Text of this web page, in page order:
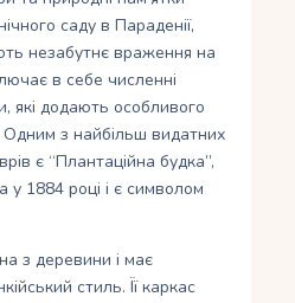
саду в Параденії,
незабутнє враження на
в себе численні
які додають особливого
з найбільш видатних
є “Плантаційна будка”,
у 1884 році і є символом
з деревини і має
стиль. Її каркас